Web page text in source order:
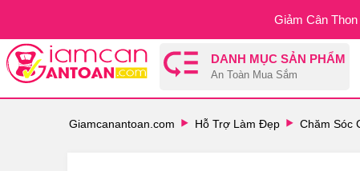
Giảm Cân Thon
DANH MỤC SẢN PHẨM
An Toàn Mua Sắm
Giamcanantoan.com Hỗ Trợ Làm Đẹp Chăm Sóc